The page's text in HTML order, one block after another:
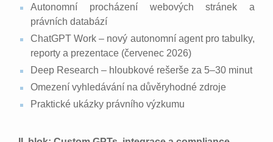
Autonomní procházení webových stránek a
právních databází
ChatGPT Work – nový autonomní agent pro tabulky,
reporty a prezentace (červenec 2026)
Deep Research – hloubkové rešerše za 5–30 minut
Omezení vyhledávání na důvěryhodné zdroje
Praktické ukázky právního výzkumu